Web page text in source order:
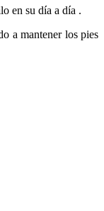
en su día a día .
a mantener los pies